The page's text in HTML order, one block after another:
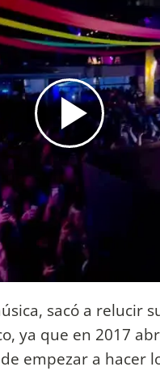
sacó a relucir
ya que en 2017
empezar a hacer